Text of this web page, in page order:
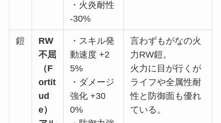
・火炎耐性
-30%
鎧
RW
不屈
（F
ortit
ud
e）
・スキル発
動速度 +2
5%
・ダメージ
強化 +30
0%
言わずもがなの火
力RW鎧。
火力に目が行くが
ライフや全属性耐
性と防御面も優れ
ている。